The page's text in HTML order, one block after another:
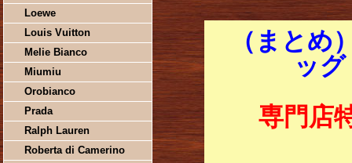
Loewe
Louis Vuitton
Melie Bianco
Miumiu
Orobianco
Prada
Ralph Lauren
Roberta di Camerino
（まとめ
ッ
専門店